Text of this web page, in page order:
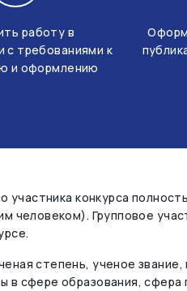
работу в
с требованиями к
и оформлению
конкурса
Групповое
степень, ученое
сфере образования,